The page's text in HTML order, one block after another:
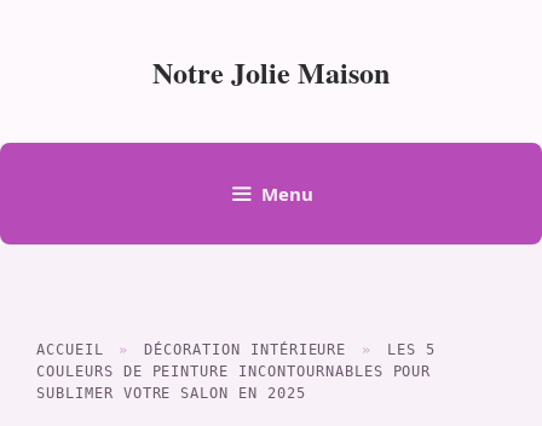
Notre Jolie Maison
Menu
ACCUEIL » DÉCORATION INTÉRIEURE »
LES 5
COULEURS DE PEINTURE INCONTOURNABLES POUR
SUBLIMER VOTRE SALON EN 2025